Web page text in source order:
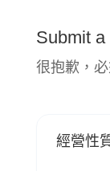
Submit
很抱歉，
經營性